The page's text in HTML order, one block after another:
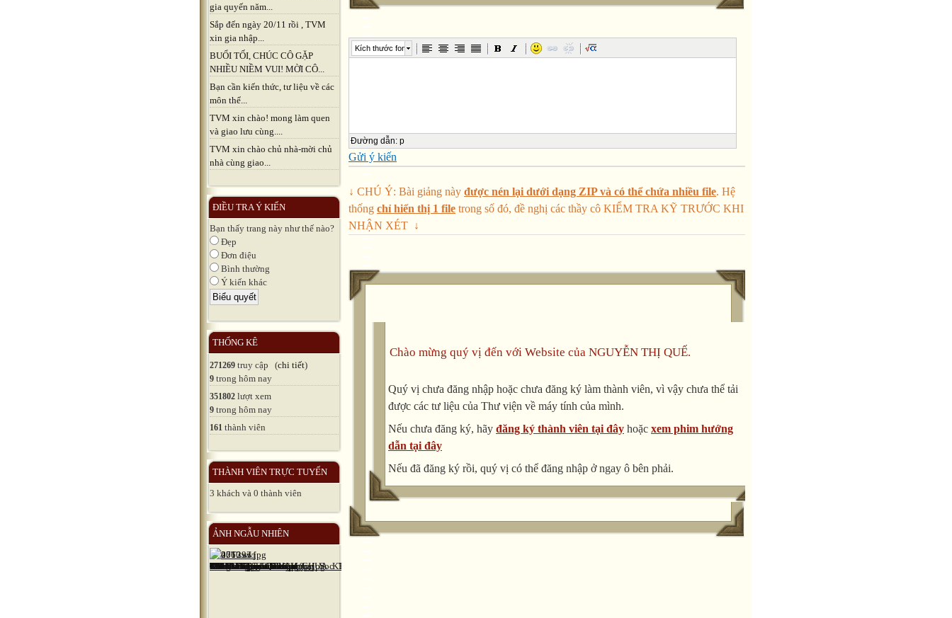
gia quyến năm...
Sắp đến ngày 20/11 rồi , TVM
xin gia nhập...
BUỔI TỐI, CHÚC CÔ GẶP
NHIỀU NIỀM VUI! MỜI CÔ...
Bạn cần kiến thức, tư liệu về các
môn thể...
TVM xin chào! mong làm quen
và giao lưu cùng....
TVM xin chào chủ nhà-mời chủ
nhà cùng giao...
ĐIỀU TRA Ý KIẾN
Bạn thấy trang này như thế nào?
Đẹp
Đơn điệu
Bình thường
Ý kiến khác
THỐNG KÊ
271269 truy cập (chi tiết)
9 trong hôm nay
351802 lượt xem
9 trong hôm nay
161 thành viên
THÀNH VIÊN TRỰC TUYẾN
3 khách và 0 thành viên
ẢNH NGẪU NHIÊN
typhoon
Đéng ®Êt
Núi lửa
Raged (V)
Collapsed (v)
Bury -> buried (v)
Shake -> shook(v)
Phun, nổ
Đánh đập
Sơ tán
Put out (v):
Dập tắt
Yesterday a terrible storm …….. the rural area of Ha Giang Province.
Villagers rushed into public shelters as soon as the volcano ……….
Hundreds of buildings were completely destroyed when the earthquake
……….. the city.
The mudslide ………. the whole village while people were still sleeping in
their houses.
or killed.
Kích thước font
Đường dẫn: p
Gửi ý kiến
↓ CHÚ Ý: Bài giảng này được nén lại dưới dạng ZIP và có thể chứa nhiều file. Hệ
thống chỉ hiển thị 1 file trong số đó, đề nghị các thầy cô KIỂM TRA KỸ TRƯỚC KHI
NHẬN XÉT ↓
Chào mừng quý vị đến với Website của NGUYỄN THỊ QUẾ.
Quý vị chưa đăng nhập hoặc chưa đăng ký làm thành viên, vì vậy chưa thể tải
được các tư liệu của Thư viện về máy tính của mình.
Nếu chưa đăng ký, hãy đăng ký thành viên tại đây hoặc xem phim hướng
dẫn tại đây
Nếu đã đăng ký rồi, quý vị có thể đăng nhập ở ngay ô bên phải.